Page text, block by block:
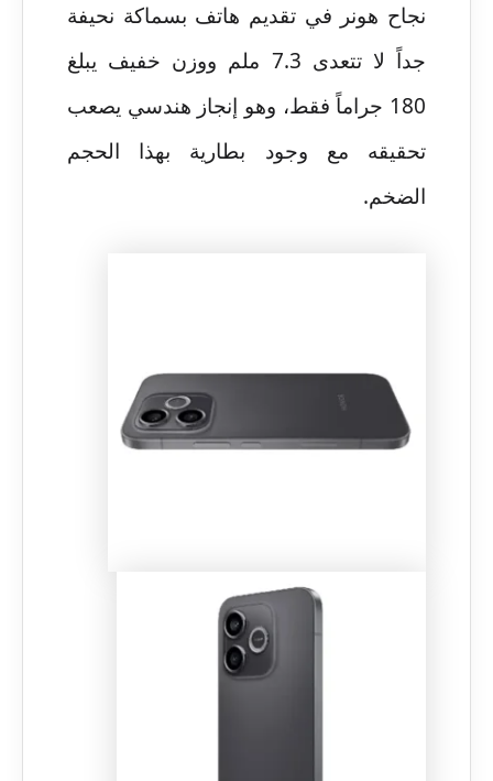
نجاح هونر في تقديم هاتف بسماكة نحيفة
جداً لا تتعدى 7.3 ملم ووزن خفيف يبلغ
180 جراماً فقط، وهو إنجاز هندسي يصعب
تحقيقه مع وجود بطارية بهذا الحجم
الضخم.